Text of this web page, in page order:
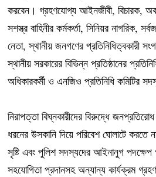
করবেন। গ্রহণযোগ্য আইনজীবী, বিচারক,
সশস্ত্র বাহিনীর কর্মকর্তা, সিনিয়র নাগরিক,
নেতা, স্থানীয় জনগণের প্রতিনিধিত্বকারী
স্থানীয় সরকারের বিভিন্ন প্রতিষ্ঠানের
অধিকারকর্মী ও এনজিও প্রতিনিধি কমিটির
নিরাপত্তা বিঘ্নকারীদের বিরুদ্ধে
ধরনের উসকানি দিয়ে পরিবেশ ঘোলাটে
সৃষ্টি এবং পুলিশ সদস্যদের আইনানুগ পদক্ষেপ
সহযোগিতা প্রদানসহ অন্যান্য কার্যক্রম